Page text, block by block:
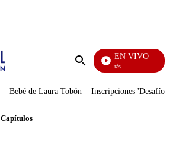
Enviar
EN VIVO
También Caerás
Bebé de Laura Tobón Inscripciones 'Desafío'
Capítulos